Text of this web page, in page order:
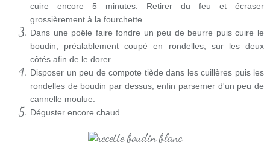
cuire encore 5 minutes. Retirer du feu et écraser
grossièrement à la fourchette.
Dans une poêle faire fondre un peu de beurre puis cuire le
boudin, préalablement coupé en rondelles, sur les deux
côtés afin de le dorer
Disposer un peu de compote tiède dans les cuillères puis les
rondelles de boudin par dessus, enfin parsemer d'un peu de
cannelle moulue.
Déguster encore chaud.